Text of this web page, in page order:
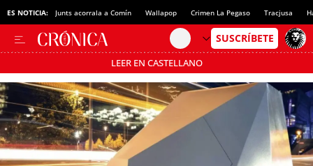
ES NOTICIA: Junts acorrala a Comín Wallapop Crimen La Pegaso Tracjusa
LEER EN CASTELLANO
Pásate al MODO AHORRO